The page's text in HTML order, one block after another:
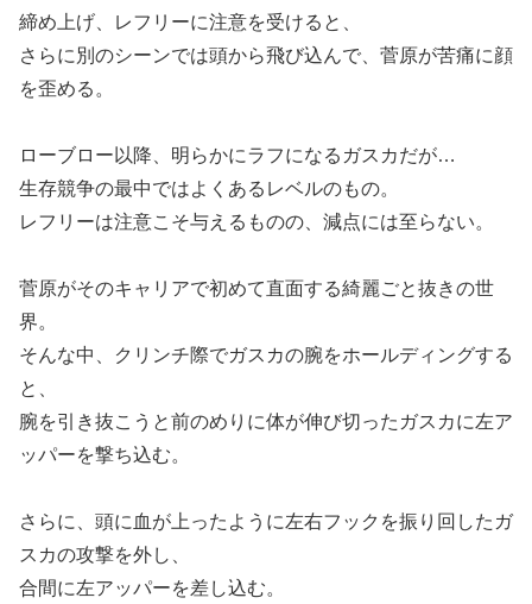
締め上げ、レフリーに注意を受けると、
さらに別のシーンでは頭から飛び込んで、菅原が苦痛に顔
を歪める。
ローブロー以降、明らかにラフになるガスカだが…
生存競争の最中ではよくあるレベルのもの。
レフリーは注意こそ与えるものの、減点には至らない。
菅原がそのキャリアで初めて直面する綺麗ごと抜きの世
界。
そんな中、クリンチ際でガスカの腕をホールディングする
と、
腕を引き抜こうと前のめりに体が伸び切ったガスカに左ア
ッパーを撃ち込む。
さらに、頭に血が上ったように左右フックを振り回したガ
スカの攻撃を外し、
合間に左アッパーを差し込む。